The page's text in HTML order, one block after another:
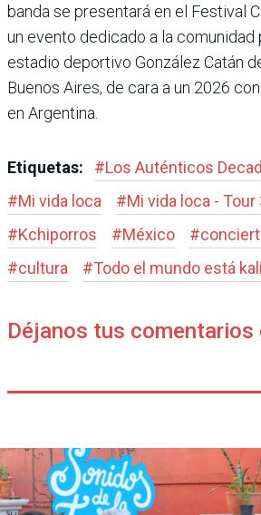
banda se presentará en el Festival
un evento dedicado a la comunidad
estadio deportivo González Catán
Buenos Aires, de cara a un 2026
en Argentina.
Etiquetas: #Los Auténticos
#Mi vida loca #Mi vida loca - Tour
#Kchiporros #México #
#cultura #Todo el mundo está
Déjanos tus comentarios